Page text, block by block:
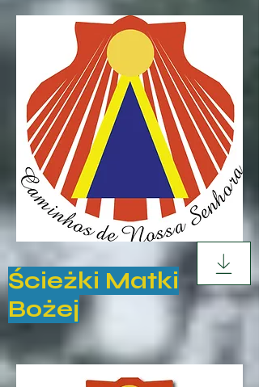
Ścieżki Matki
Bożej